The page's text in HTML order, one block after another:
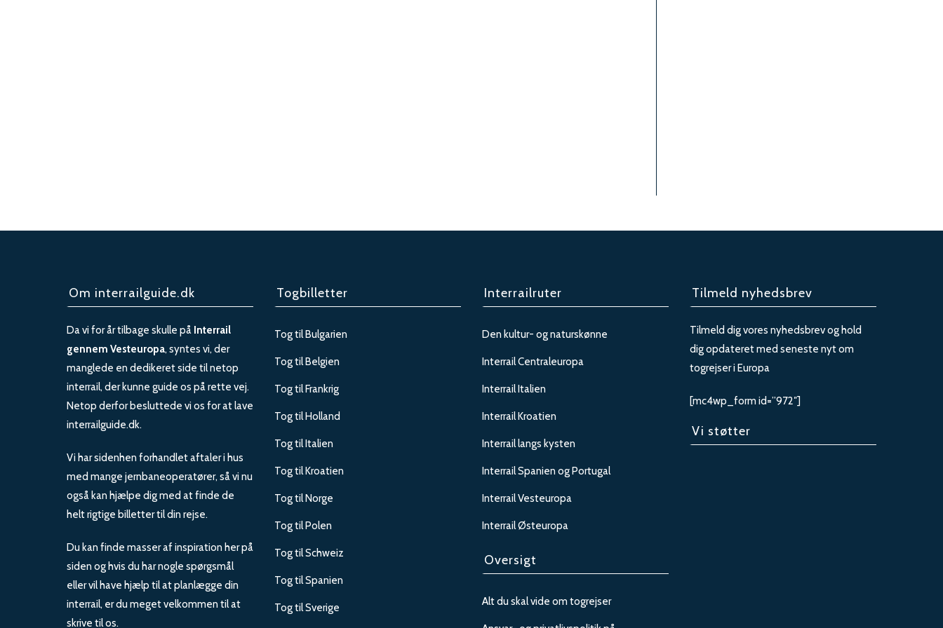
Om interrailguide.dk
Da vi for år tilbage skulle på Interrail
gennem Vesteuropa, syntes vi, der
manglede en dedikeret side til netop
interrail, der kunne guide os på rette vej.
Netop derfor besluttede vi os for at lave
interrailguide.dk.
Vi har sidenhen forhandlet aftaler i hus
med mange jernbaneoperatører, så vi nu
også kan hjælpe dig med at finde de
helt rigtige billetter til din rejse.
Du kan finde masser af inspiration her på
siden og hvis du har nogle spørgsmål
eller vil have hjælp til at planlægge din
interrail, er du meget velkommen til at
skrive til os.
Togbilletter
Tog til Bulgarien
Tog til Belgien
Tog til Frankrig
Tog til Holland
Tog til Italien
Tog til Kroatien
Tog til Norge
Tog til Polen
Tog til Schweiz
Tog til Spanien
Tog til Sverige
Interrailruter
Den kultur- og naturskønne
Interrail Centraleuropa
Interrail Italien
Interrail Kroatien
Interrail langs kysten
Interrail Spanien og Portugal
Interrail Vesteuropa
Interrail Østeuropa
Oversigt
Alt du skal vide om togrejser
Tilmeld nyhedsbrev
Tilmeld dig vores nyhedsbrev og hold
dig opdateret med seneste nyt om
togrejser i Europa
[mc4wp_form id=”972″]
Vi støtter